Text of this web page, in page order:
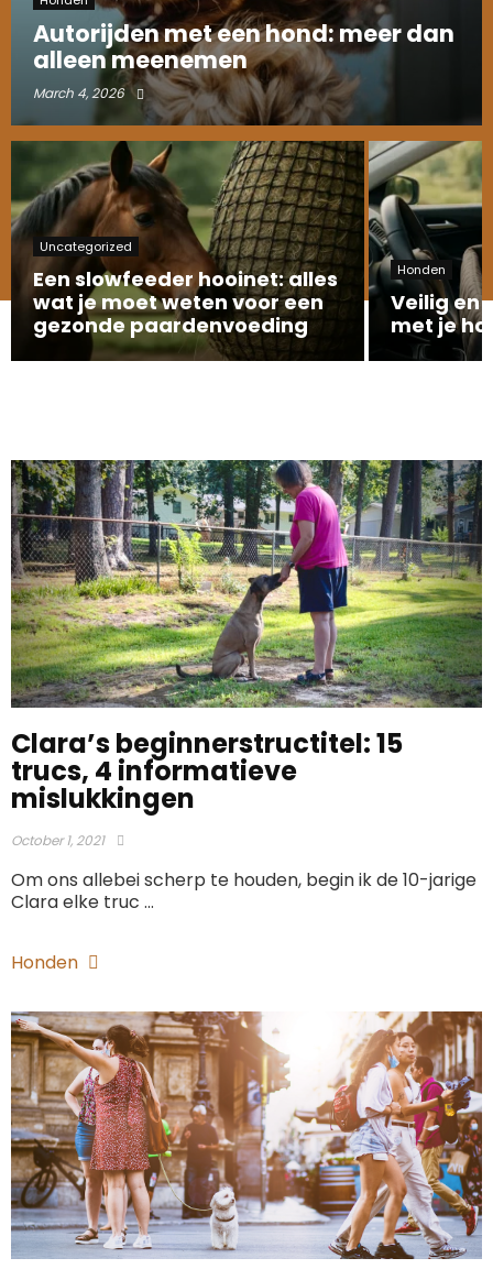
Autorijden met een hond: meer dan
alleen meenemen
March 4, 2026
Uncategorized
Een slowfeeder hooinet: alles
wat je moet weten voor een
gezonde paardenvoeding
Honden
Veilig en
met je
Clara’s beginnerstructitel: 15
trucs, 4 informatieve
mislukkingen
October 1, 2021
Om ons allebei scherp te houden, begin ik de 10-jarige
Clara elke truc ...
Honden